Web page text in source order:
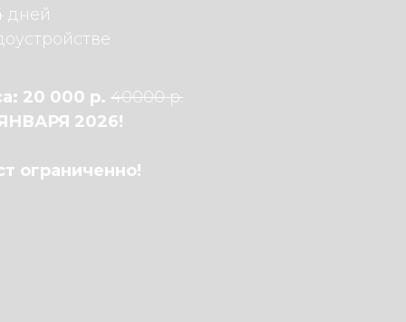
дней
20 000 р. 40000 p.
2026!
ограниченно!